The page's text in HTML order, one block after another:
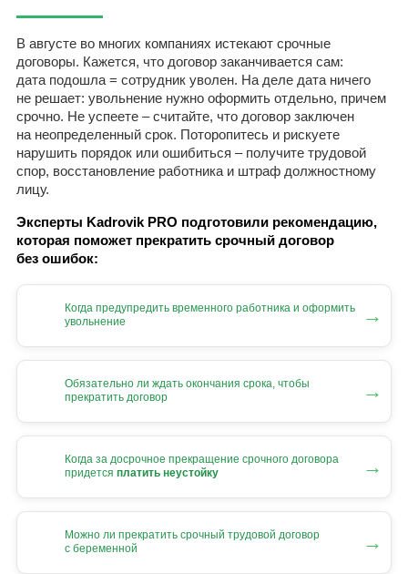
В августе во многих компаниях истекают срочные
договоры. Кажется, что договор заканчивается сам:
дата подошла = сотрудник уволен. На деле дата ничего
не решает: увольнение нужно оформить отдельно, причем
срочно. Не успеете – считайте, что договор заключен
на неопределенный срок. Поторопитесь и рискуете
нарушить порядок или ошибиться – получите трудовой
спор, восстановление работника и штраф должностному
лицу.
Эксперты Kadrovik PRO подготовили рекомендацию,
которая поможет прекратить срочный договор
без ошибок:
Когда предупредить временного работника и оформить
увольнение
→
Обязательно ли ждать окончания срока, чтобы
прекратить договор
→
Когда за досрочное прекращение срочного договора
придется платить неустойку →
Можно ли прекратить срочный трудовой договор
с беременной
→